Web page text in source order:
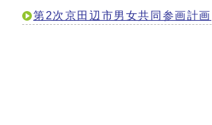
第2次京田辺市男女共同参画計画